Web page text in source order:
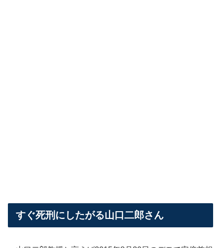
すぐ死刑にしたがる山口二郎さん